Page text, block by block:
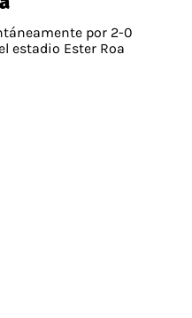
por 2-0
estadio Ester Roa